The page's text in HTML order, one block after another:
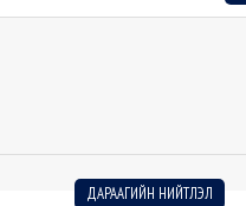
ДАРААГИЙН НИЙТЛЭЛ